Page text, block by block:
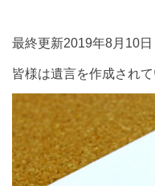
最終更新2019年8月10日
皆様は遺言を作成され